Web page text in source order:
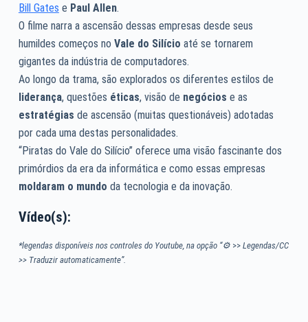
Bill Gates e Paul Allen.
O filme narra a ascensão dessas empresas desde seus
humildes começos no Vale do Silício até se tornarem
gigantes da indústria de computadores.
Ao longo da trama, são explorados os diferentes estilos de
liderança, questões éticas, visão de negócios e as
estratégias de ascensão (muitas questionáveis) adotadas
por cada uma destas personalidades.
“Piratas do Vale do Silício” oferece uma visão fascinante dos
primórdios da era da informática e como essas empresas
moldaram o mundo da tecnologia e da inovação.
Vídeo(s):
*legendas disponíveis nos controles do Youtube, na opção “⚙>> Legendas/CC
>> Traduzir automaticamente”.